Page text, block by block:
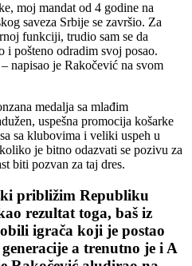
moj mandat od 4 godine na
saveza Srbije se završio. Za
funkciji, trudio sam se da
i pošteno odradim svoj posao.
napisao je Rakočević na svom
medalja sa mlađim
uspešna promocija košarke
sa klubovima i veliki uspeh u
je bitno odazvati se pozivu za
biti pozvan za taj dres.
približim Republiku
rezultat toga, baš iz
igrača koji je postao
a trenutno je i A